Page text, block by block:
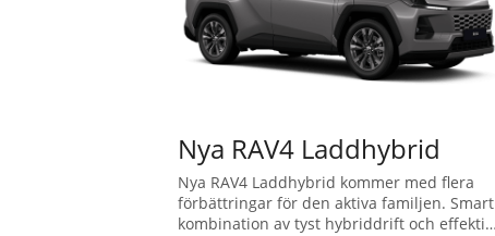
Nya RAV4 Laddhybrid
Nya RAV4 Laddhybrid kommer med flera
förbättringar för den aktiva familjen. Smart
kombination av tyst hybriddrift och effektiv